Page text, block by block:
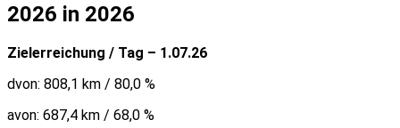
2026 in 2026
Zielerreichung / Tag – 1.07.26
dvon: 808,1 km / 80,0 %
avon: 687,4 km / 68,0 %